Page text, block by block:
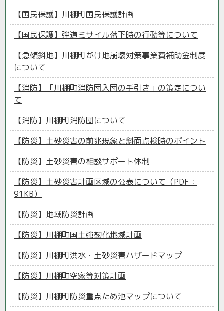
【国民保護】川棚町国民保護計画
【国民保護】弾道ミサイル落下時の行動等について
【急傾斜地】川棚町がけ地崩壊対策事業費補助金制度
について
【消防】「川棚町消防団入団の手引き」の策定につい
て
【消防】川棚町消防団について
【防災】土砂災害の前兆現象と斜面点検時のポイント
【防災】土砂災害の相談サポート体制
【防災】土砂災害計画区域の公表について（PDF：
91KB）
【防災】地域防災計画
【防災】川棚町国土強靭化地域計画
【防災】川棚町洪水・土砂災害ハザードマップ
【防災】川棚町空家等対策計画
【防災】川棚町防災重点ため池マップについて